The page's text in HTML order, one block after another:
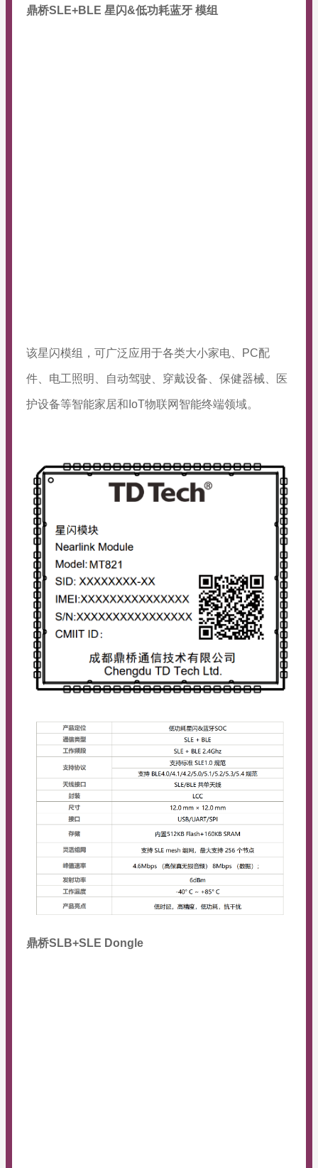
鼎桥SLE+BLE 星闪&低功耗蓝牙 模组
该星闪模组，可广泛应用于各类大小家电、PC配
件、电工照明、自动驾驶、穿戴设备、保健器械、医
护设备等智能家居和IoT物联网智能终端领域。
鼎桥SLB+SLE Dongle